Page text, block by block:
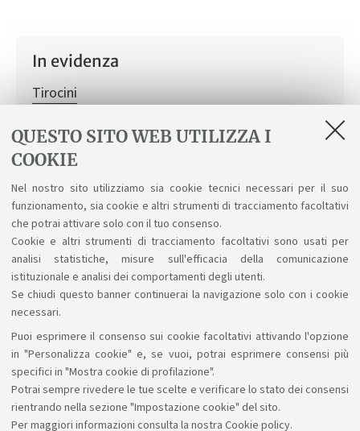
QUESTO SITO WEB UTILIZZA I
COOKIE
Nel nostro sito utilizziamo sia cookie tecnici necessari per il suo
funzionamento, sia cookie e altri strumenti di tracciamento facoltativi
che potrai attivare solo con il tuo consenso.
Cookie e altri strumenti di tracciamento facoltativi sono usati per
analisi statistiche, misure sull'efficacia della comunicazione
istituzionale e analisi dei comportamenti degli utenti.
Se chiudi questo banner continuerai la navigazione solo con i cookie
necessari.
Puoi esprimere il consenso sui cookie facoltativi attivando l'opzione
in "Personalizza cookie" e, se vuoi, potrai esprimere consensi più
specifici in "Mostra cookie di profilazione".
Potrai sempre rivedere le tue scelte e verificare lo stato dei consensi
rientrando nella sezione "Impostazione cookie" del sito.
Per maggiori informazioni consulta la nostra Cookie policy.
In evidenza
Tirocini
Allegato
[ .doc 713Kb ]
Sosteniamo il diritto alla conoscenza
Seguici su: